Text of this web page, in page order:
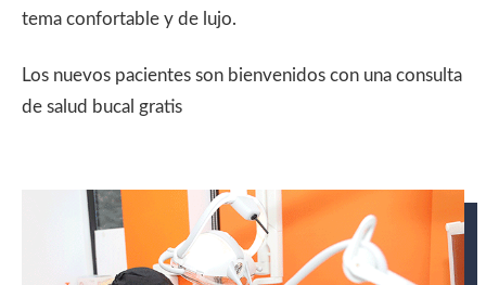
tema confortable y de lujo.
Los nuevos pacientes son bienvenidos con una consulta
de salud bucal gratis